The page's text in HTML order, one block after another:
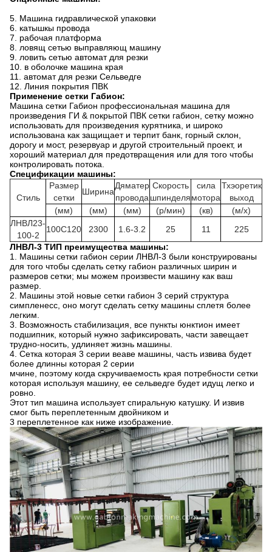
5. Машина гидравлической упаковки
6. катышкы провода
7. рабочая платформа
8. ловящ сетью выправляющ машину
9. ловить сетью автомат для резки
10. в оболочке машина края
11. автомат для резки Сельведге
12. Линия покрытия ПВК
Применение сетки Габион:
Машина сетки Габион профессиональная машина для
произведения ГИ & покрытой ПВК сетки габион, сетку можно
использовать для произведения курятника, и широко
использована как защищает и терпит банк, горный склон,
дорогу и мост, резервуар и другой строительный проект, и
хороший материал для предотвращения или для того чтобы
контролировать потока.
Спецификации машины:
Стиль
Размер
сетки
Ширина
Дяматер
провода
Скорость
шпинделя
сила
мотора
Тхэоретик
выход
(мм)
(мм) (мм) (р/мин) (кв)
(м/х)
ЛНВЛ23-
100-2
100С120 2300 1.6-3.2 25 11
225
ЛНВЛ-3 ТИП преимущества машины:
1. Машины сетки габион серии ЛНВЛ-3 были конструированы
для того чтобы сделать сетку габион различных ширин и
размеров сетки; мы можем произвести машину как ваш
размер.
2. Машины этой новые сетки габион 3 серий структура
симпленесс, оно могут сделать сетку машины сплетя более
легким.
3. Возможность стабилизация, все пункты юнктион имеет
подшипник, который нужно зафиксировать, части завещает
трудно-носить, удлиняет жизнь машины.
4. Сетка которая 3 серии веаве машины, часть извива будет
более длинны которая 2 серии
мчине, поэтому когда скручиваемость края потребности сетки
которая используя машину, ее сельведге будет идущ легко и
ровно.
Этот тип машина использует спиральную катушку. И извив
смог быть переплетенным двойником и
3 переплетенное как ниже изображение.